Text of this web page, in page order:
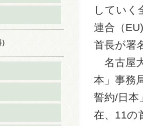
していく
連合（
首長が署
名古屋
本」事務
誓約/日本
在、11の